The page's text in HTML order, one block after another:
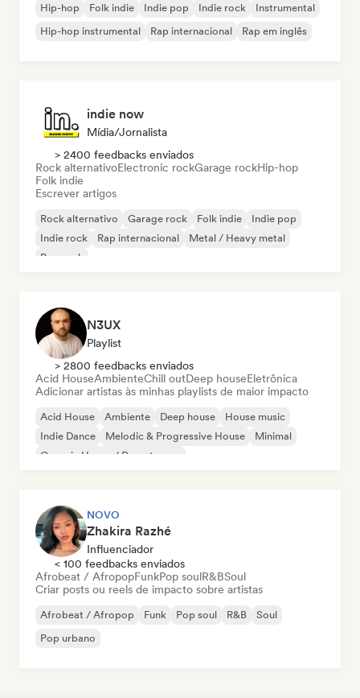
Hip-hop Folk indie Indie pop Indie rock
Instrumental
Hip-hop instrumental
Rap internacional Rap em inglês
indie now
Mídia/Jornalista
> 2400 feedbacks enviados
Rock alternativoElectronic rockGarage rockHip-hop
Folk indie
Escrever artigos
Rock alternativo Garage rock Folk indie
Indie pop
Indie rock
Rap internacional
Metal / Heavy metal
Pop rock
N3UX
Playlist
> 2800 feedbacks enviados
Acid HouseAmbienteChill outDeep houseEletrônica
Adicionar artistas às minhas playlists de maior impacto
Acid House Ambiente Deep house
House music
Indie Dance
Melodic & Progressive House
Minimal
Organic House / Downtempo
NOVO
Zhakira Razhé
Influenciador
< 100 feedbacks enviados
Afrobeat / AfropopFunkPop soulR&BSoul
Criar posts ou reels de impacto sobre artistas
Afrobeat / Afropop Funk Pop soul R&B
Soul
Pop urbano